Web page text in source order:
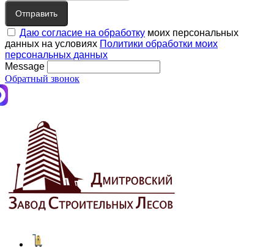
Отправить
Даю согласие на обработку моих персональных
данных на условиях Политики обработки моих
персональных данных
Message
Обратный звонок